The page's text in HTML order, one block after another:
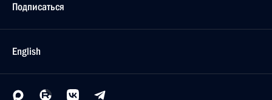
Подписаться
English